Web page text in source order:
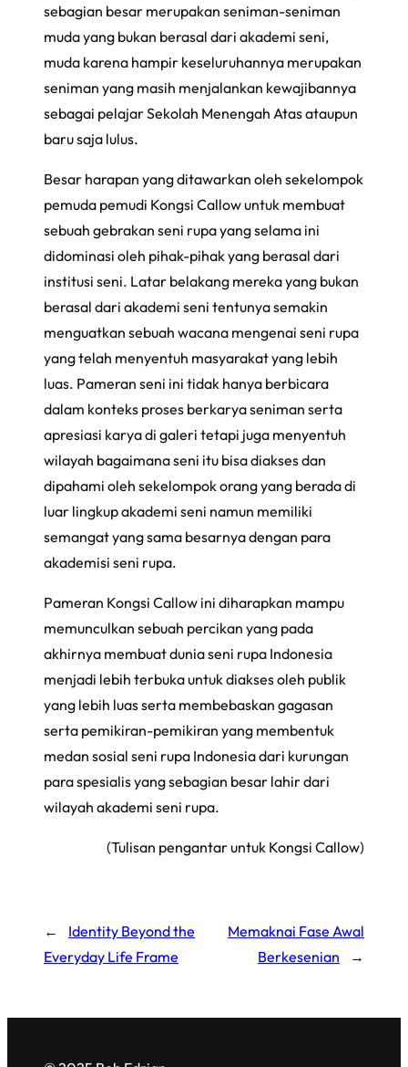
sebagian besar merupakan seniman-seniman
muda yang bukan berasal dari akademi seni,
muda karena hampir keseluruhannya merupakan
seniman yang masih menjalankan kewajibannya
sebagai pelajar Sekolah Menengah Atas ataupun
baru saja lulus.
Besar harapan yang ditawarkan oleh sekelompok
pemuda pemudi Kongsi Callow untuk membuat
sebuah gebrakan seni rupa yang selama ini
didominasi oleh pihak-pihak yang berasal dari
institusi seni. Latar belakang mereka yang bukan
berasal dari akademi seni tentunya semakin
menguatkan sebuah wacana mengenai seni rupa
yang telah menyentuh masyarakat yang lebih
luas. Pameran seni ini tidak hanya berbicara
dalam konteks proses berkarya seniman serta
apresiasi karya di galeri tetapi juga menyentuh
wilayah bagaimana seni itu bisa diakses dan
dipahami oleh sekelompok orang yang berada di
luar lingkup akademi seni namun memiliki
semangat yang sama besarnya dengan para
akademisi seni rupa.
Pameran Kongsi Callow ini diharapkan mampu
memunculkan sebuah percikan yang pada
akhirnya membuat dunia seni rupa Indonesia
menjadi lebih terbuka untuk diakses oleh publik
yang lebih luas serta membebaskan gagasan
serta pemikiran-pemikiran yang membentuk
medan sosial seni rupa Indonesia dari kurungan
para spesialis yang sebagian besar lahir dari
wilayah akademi seni rupa.
(Tulisan pengantar untuk Kongsi Callow)
←
Identity Beyond the
Everyday Life Frame
Memaknai Fase Awal
Berkesenian
→